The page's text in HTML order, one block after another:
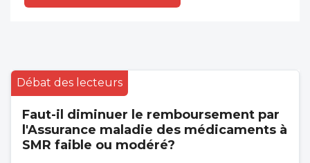
promettent un encadrement, mais la CGT
Débat des lecteurs
Faut-il diminuer le remboursement par
l'Assurance maladie des médicaments à
SMR faible ou modéré?